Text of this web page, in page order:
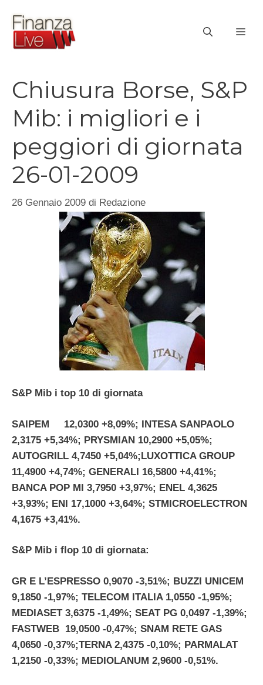
contenuto
Chiusura Borse, S&P
Mib: i migliori e i
peggiori di giornata
26-01-2009
26 Gennaio 2009 di Redazione
S&P Mib i top 10 di giornata
SAIPEM 12,0300 +8,09%; INTESA SANPAOLO
2,3175 +5,34%; PRYSMIAN 10,2900 +5,05%;
AUTOGRILL 4,7450 +5,04%;LUXOTTICA GROUP
11,4900 +4,74%; GENERALI 16,5800 +4,41%;
BANCA POP MI 3,7950 +3,97%; ENEL 4,3625
+3,93%; ENI 17,1000 +3,64%; STMICROELECTRON
4,1675 +3,41%.
S&P Mib i flop 10 di giornata:
GR E L’ESPRESSO 0,9070 -3,51%; BUZZI UNICEM
9,1850 -1,97%; TELECOM ITALIA 1,0550 -1,95%;
MEDIASET 3,6375 -1,49%; SEAT PG 0,0497 -1,39%;
FASTWEB 19,0500 -0,47%; SNAM RETE GAS
4,0650 -0,37%;TERNA 2,4375 -0,10%; PARMALAT
1,2150 -0,33%; MEDIOLANUM 2,9600 -0,51%.